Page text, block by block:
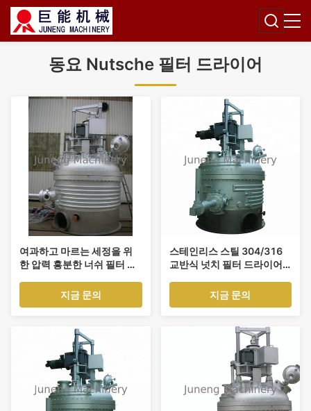
동요 Nutsche 필터 드라이어
여과하고 마르는 세정을 위
한 압력 흥분한 너쉬 필터 드
지금 문의
스테인리스 스틸 304/316
교반식 넛치 필터 드라이어,
지금 문의